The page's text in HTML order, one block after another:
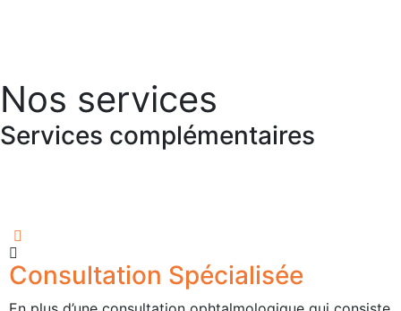
Nos services
Services complémentaires
Consultation Spécialisée